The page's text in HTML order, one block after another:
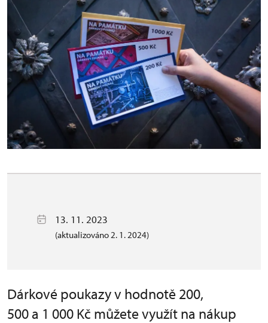
13. 11. 2023
(aktualizováno 2. 1. 2024)
Dárkové poukazy v hodnotě 200,
500 a 1 000 Kč můžete využít na nákup